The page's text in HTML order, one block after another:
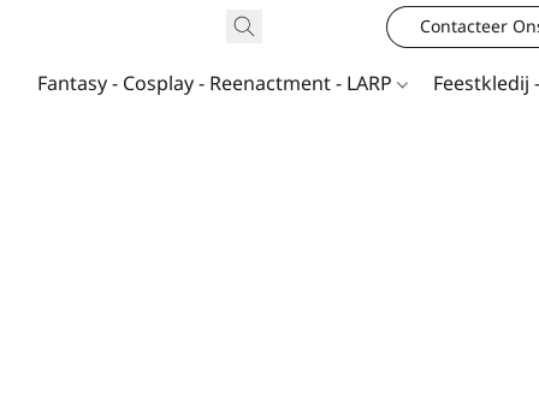
Contacteer
Fantasy - Cosplay - Reenactment - LARP Feestkledij